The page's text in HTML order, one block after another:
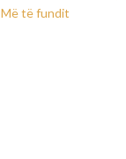
Më të fundit